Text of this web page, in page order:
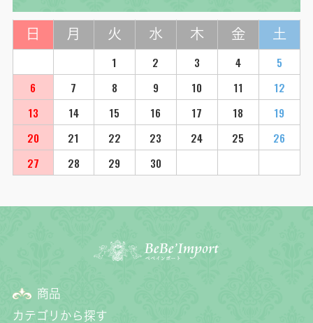
日 月 火 水 木 金 土
1 2 3 4
5
6
7 8 9 10 11
12
13
14 15 16 17 18
19
20
21 22 23 24 25
26
27
28 29 30
商品
カテゴリから探す